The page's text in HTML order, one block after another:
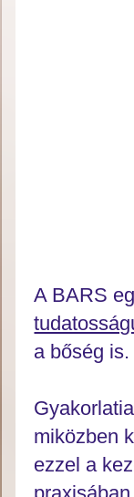
A BARS
a bőség is.
miközben
ezzel a